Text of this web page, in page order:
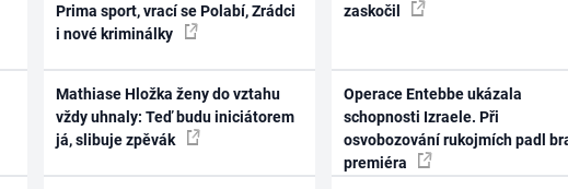
Prima sport, vrací se Polabí, Zrádci
i nové kriminálky
Mathiase Hložka ženy do vztahu
vždy uhnaly: Teď budu iniciátorem
já, slibuje zpěvák
zaskočil
Operace Entebbe ukázala
schopnosti Izraele. Při
osvobozování rukojmích padl
premiéra